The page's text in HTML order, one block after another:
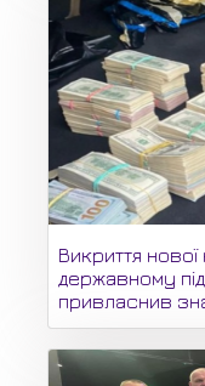
Викриття
державному
привласнив